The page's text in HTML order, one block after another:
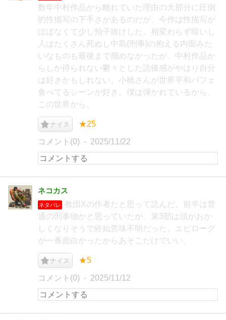
数年中村作品から離れていた理由の大部分に圧倒
的性描写の下手さがあるのだが、今作は性描写が
ほぼなくて少し拍子抜けした。相変わらず暗いし
人はたくさん死ぬし中島(刑事)の抱える内面みた
いなものも最後まで掴めなかったが、中村作品か
らしか得られない鬱々とした読後感がやはり自分
は好きかもしれない。小橋さんが世界平和パフェ
食べてるシーンが好き。僕は弾かれているから、
この世界から。
ナイス ★25
コメント(0) 2025/11/22
ネコカス
ネタバレ
教団Xの作者だと思って読んだ。前半は普
通の刑事物かと思っていたが、第3部は頭がおか
しくなりそうで終始意味不明だった。エピローグ
が一番面白かったからあそこだけでいい。
ナイス ★5
コメント(0) 2025/11/12